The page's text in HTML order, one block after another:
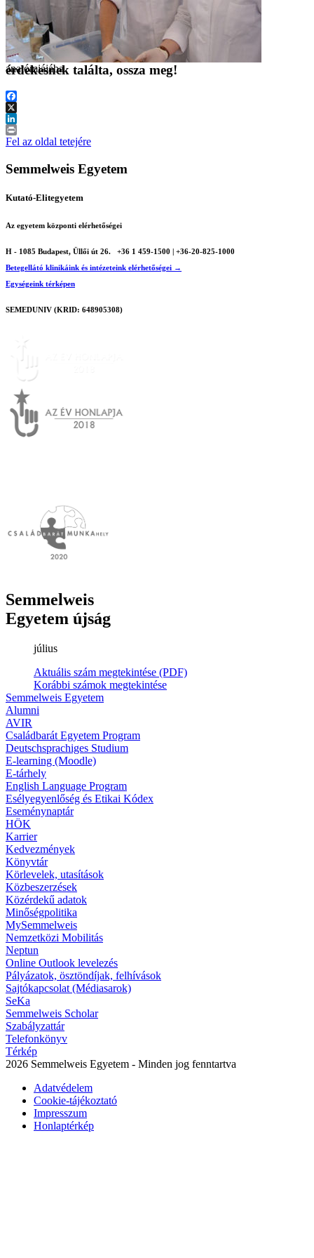
anatómiájába
érdekesnek találta, ossza meg!
Facebook
X
LinkedIn
Print
Fel az oldal tetejére
Semmelweis Egyetem
Kutató-Elitegyetem
Az egyetem központi elérhetőségei
H - 1085 Budapest, Üllői út 26.
+36 1 459-1500 | +36-20-825-1000
Betegellátó klinikáink és intézeteink elérhetőségei →
Egységeink térképen
SEMEDUNIV (KRID: 648905308)
Semmelweis
Egyetem újság
július
Aktuális szám megtekintése (PDF)
Korábbi számok megtekintése
Semmelweis Egyetem
Alumni
AVIR
Családbarát Egyetem Program
Deutschsprachiges Studium
E-learning (Moodle)
E-tárhely
English Language Program
Esélyegyenlőség és Etikai Kódex
Eseménynaptár
HÖK
Karrier
Kedvezmények
Könyvtár
Körlevelek, utasítások
Közbeszerzések
Közérdekű adatok
Minőségpolitika
MySemmelweis
Nemzetközi Mobilitás
Neptun
Online Outlook levelezés
Pályázatok, ösztöndíjak, felhívások
Sajtókapcsolat (Médiasarok)
SeKa
Semmelweis Scholar
Szabályzattár
Telefonkönyv
Térkép
2026 Semmelweis Egyetem - Minden jog fenntartva
Adatvédelem
Cookie-tájékoztató
Impresszum
Honlaptérkép